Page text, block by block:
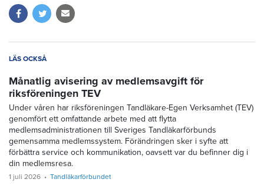
LÄS OCKSÅ
Månatlig avisering av medlemsavgift för
riksföreningen TEV
Under våren har riksföreningen Tandläkare-Egen Verksamhet (TEV)
genomfört ett omfattande arbete med att flytta
medlemsadministrationen till Sveriges Tandläkarförbunds
gemensamma medlemssystem. Förändringen sker i syfte att
förbättra service och kommunikation, oavsett var du befinner dig i
din medlemsresa.
1 juli 2026 Tandläkarförbundet